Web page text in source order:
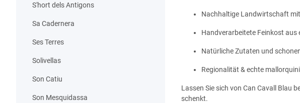
Nachhaltige Landwirtschaft
Handverarbeitete Feinkost aus
Natürliche Zutaten und
Regionalität & echte
Lassen Sie sich von Can Cavall Blau
schenkt.
S'hort dels Antigons
Sa Cadernera
Ses Terres
Solivellas
Son Catiu
Son Mesquidassa